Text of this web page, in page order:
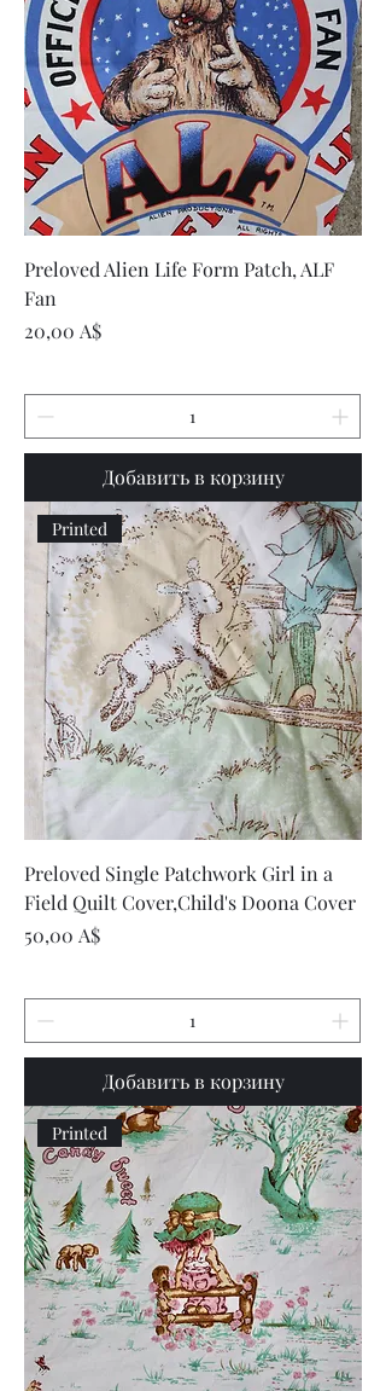
Preloved Alien Life Form Patch, ALF
Fan
Цена
20,00 A$
Добавить в корзину
Printed
Preloved Single Patchwork Girl in a
Field Quilt Cover,Child's Doona Cover
Цена
50,00 A$
Добавить в корзину
Printed